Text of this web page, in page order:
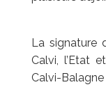
La signature
Calvi, l’Etat
Calvi-